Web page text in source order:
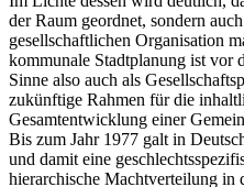
der Raum geordnet, sondern
gesellschaftlichen Organisation
kommunale Stadtplanung ist vor
Sinne also auch als
zukünftige Rahmen für die
Gesamtentwicklung einer
Bis zum Jahr 1977 galt in
und damit eine
hierarchische Machtverteilung in